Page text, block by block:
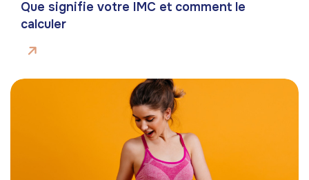
Que signifie votre IMC et comment le
calculer